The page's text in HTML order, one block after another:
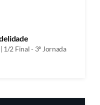
2 Final - 3ª Jornada